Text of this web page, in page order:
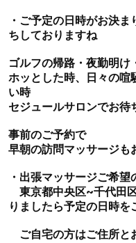
・ご予定の日時がお決
ちしておりますね
ゴルフの帰路・夜勤明け
ホッとした時、日々の喧
い時
セジュールサロンでお待
事前のご予約で
早朝の訪問マッサージも
・出張マッサージご希望
東京都中央区~千代田
りましたら予定の日時を
ご自宅の方はご住所と